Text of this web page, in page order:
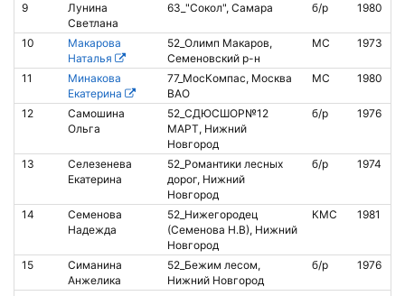
9
Лунина
Светлана
63_"Сокол", Самара б/р 1980
10
Макарова
Наталья
52_Олимп Макаров,
Семеновский р-н
МС 1973
11
Минакова
Екатерина
77_МосКомпас, Москва
ВАО
МС 1980
12
Самошина
Ольга
52_СДЮСШОР№12
МАРТ, Нижний
Новгород
б/р 1976
13
Селезенева
Екатерина
52_Романтики лесных
дорог, Нижний
Новгород
б/р 1974
14
Семенова
Надежда
52_Нижегородец
(Семенова Н.В), Нижний
Новгород
КМС 1981
15
Симанина
Анжелика
52_Бежим лесом,
Нижний Новгород
б/р 1976